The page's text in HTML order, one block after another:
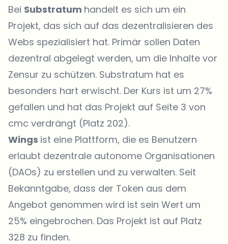
Bei Substratum handelt es sich um ein
Projekt, das sich auf das dezentralisieren des
Webs spezialisiert hat. Primär sollen Daten
dezentral abgelegt werden, um die Inhalte vor
Zensur zu schützen. Substratum hat es
besonders hart erwischt. Der Kurs ist um 27%
gefallen und hat das Projekt auf Seite 3 von
cmc verdrängt (Platz 202).
Wings ist eine Plattform, die es Benutzern
erlaubt dezentrale autonome Organisationen
(DAOs) zu erstellen und zu verwalten. Seit
Bekanntgabe, dass der Token aus dem
Angebot genommen wird ist sein Wert um
25% eingebrochen. Das Projekt ist auf Platz
328 zu finden.